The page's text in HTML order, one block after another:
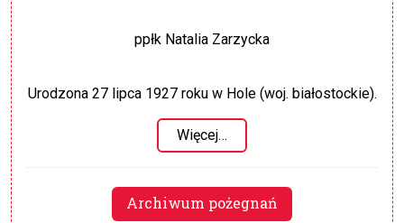
ppłk Natalia Zarzycka
Urodzona 27 lipca 1927 roku w Hole (woj. białostockie).
Więcej…
Archiwum pożegnań